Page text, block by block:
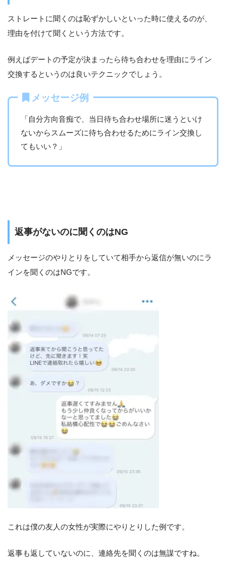
ストレートに聞くのは恥ずかしいといった時に使えるのが、
理由を付けて聞くという方法です。
例えばデートの予定が決まったら待ち合わせを理由にライン
交換するというのは良いテクニックでしょう。
メッセージ例
「自分方向音痴で、当日待ち合わせ場所に迷うといけ
ないからスムーズに待ち合わせるためにライン交換し
てもいい？」
返事がないのに聞くのはNG
メッセージのやりとりをしていて相手から返信が無いのにラ
インを聞くのはNGです。
これは僕の友人の女性が実際にやりとりした例です。
返事も返していないのに、連絡先を聞くのは無謀ですね。